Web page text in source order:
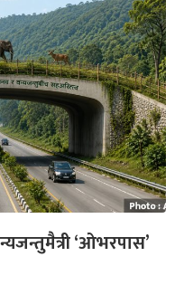
‘ओभरपास’